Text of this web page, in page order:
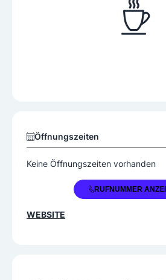
Öffnungszeiten
Keine Öffnungszeiten vorhanden
+43 5375 5331RUFNUMMER
WEBSITE